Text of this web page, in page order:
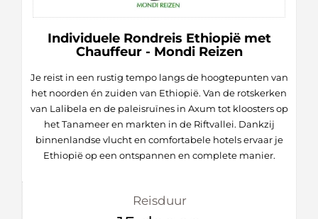
Individuele Rondreis Ethiopië met
Chauffeur - Mondi Reizen
Je reist in een rustig tempo langs de hoogtepunten van
het noorden én zuiden van Ethiopië. Van de rotskerken
van Lalibela en de paleisruïnes in Axum tot kloosters op
het Tanameer en markten in de Riftvallei. Dankzij
binnenlandse vlucht en comfortabele hotels ervaar je
Ethiopië op een ontspannen en complete manier.
Reisduur